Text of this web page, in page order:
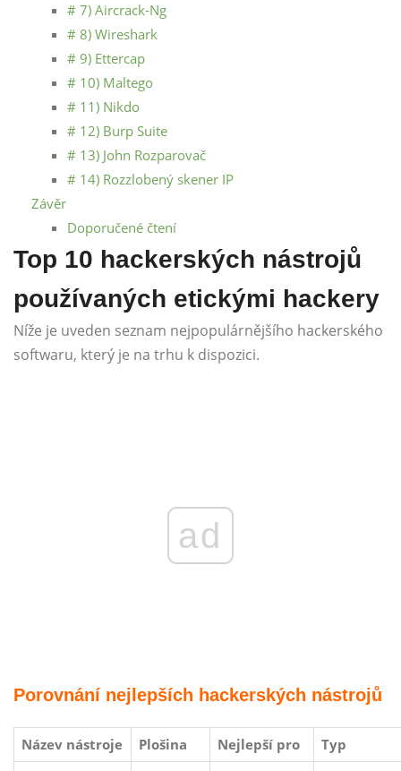
# 7) Aircrack-Ng
# 8) Wireshark
# 9) Ettercap
# 10) Maltego
# 11) Nikdo
# 12) Burp Suite
# 13) John Rozparovač
# 14) Rozzlobený skener IP
Závěr
Doporučené čtení
Top 10 hackerských nástrojů
používaných etickými hackery
Níže je uveden seznam nejpopulárnějšího hackerského
softwaru, který je na trhu k dispozici.
ad
Porovnání nejlepších hackerských nástrojů
Název nástroje Plošina Nejlepší pro
Typ